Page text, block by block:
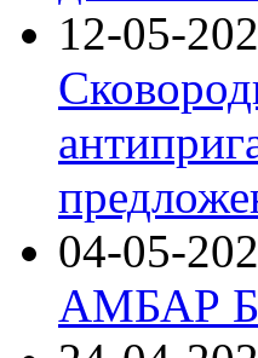
12-05-
04-05-
АМБАР